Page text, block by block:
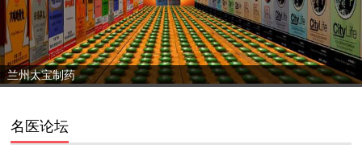
兰州太宝制药
名医论坛